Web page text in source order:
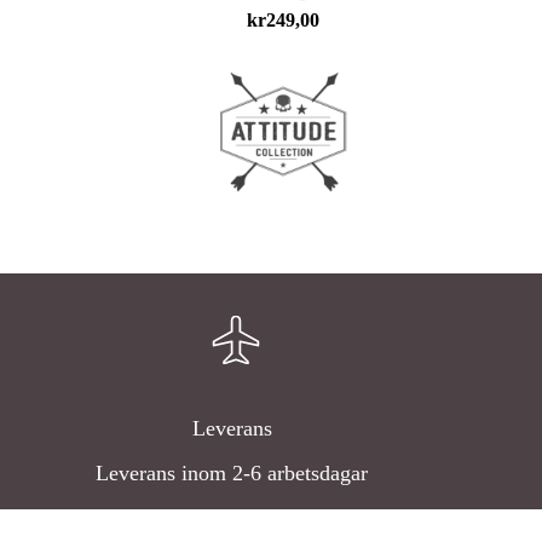
kr249,00
Leverans
Leverans inom 2-6 arbetsdagar